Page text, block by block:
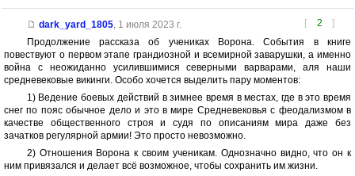
[ 2 ]
dark_yard_1805, 1 июля 2023 г.
Продолжение рассказа об учениках Ворона. События в книге
повествуют о первом этапе грандиозной и всемирной заварушки, а именно
война с неожиданно усилившимися северными варварами, аля наши
средневековые викинги. Особо хочется выделить пару моментов:
1) Ведение боевых действий в зимнее время в местах, где в это время
снег по пояс обычное дело и это в мире Средневековья с феодализмом в
качестве общественного строя и судя по описаниям мира даже без
зачатков регулярной армии! Это просто невозможно.
2) Отношения Ворона к своим ученикам. Однозначно видно, что он к
ним привязался и делает всё возможное, чтобы сохранить им жизни.